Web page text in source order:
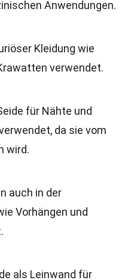
Anwendungen.
Kleidung wie
verwendet.
für Nähte und
da sie vom
wird.
auch in der
Vorhängen und
als Leinwand für